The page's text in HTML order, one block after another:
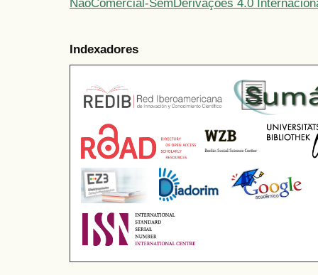
NãoComercial-SemDerivações 4.0
Indexadores